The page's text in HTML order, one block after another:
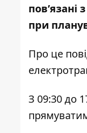
пов’язані
при
Про це
З 09:30 до